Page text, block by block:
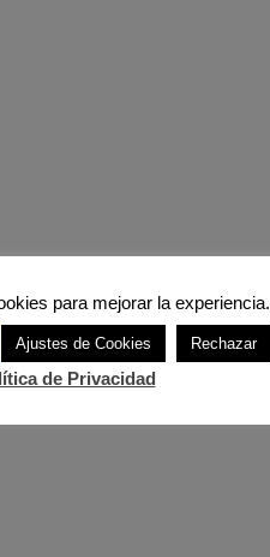
para mejorar la experiencia.
Ajustes de Cookies Rechazar
de Privacidad